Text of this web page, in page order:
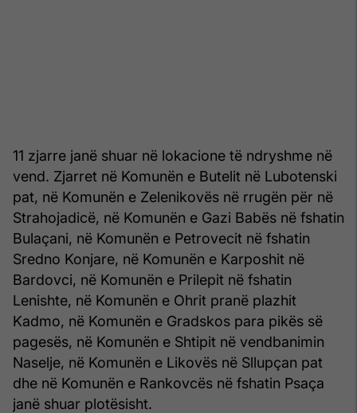
11 zjarre janë shuar në lokacione të ndryshme në
vend. Zjarret në Komunën e Butelit në Lubotenski
pat, në Komunën e Zelenikovës në rrugën për në
Strahojadicë, në Komunën e Gazi Babës në fshatin
Bulaçani, në Komunën e Petrovecit në fshatin
Sredno Konjare, në Komunën e Karposhit në
Bardovci, në Komunën e Prilepit në fshatin
Lenishte, në Komunën e Ohrit pranë plazhit
Kadmo, në Komunën e Gradskos para pikës së
pagesës, në Komunën e Shtipit në vendbanimin
Naselje, në Komunën e Likovës në Sllupçan pat
dhe në Komunën e Rankovcës në fshatin Psaça
janë shuar plotësisht.